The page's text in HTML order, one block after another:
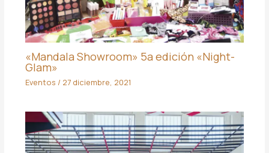
«Mandala Showroom» 5a edición «Night-
Glam»
Eventos / 27 diciembre, 2021